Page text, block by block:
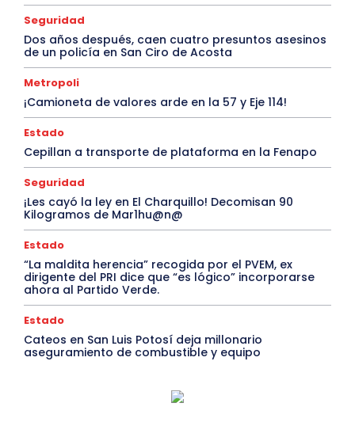
Seguridad
Dos años después, caen cuatro presuntos asesinos
de un policía en San Ciro de Acosta
Metropoli
¡Camioneta de valores arde en la 57 y Eje 114!
Estado
Cepillan a transporte de plataforma en la Fenapo
Seguridad
¡Les cayó la ley en El Charquillo! Decomisan 90
Kilogramos de Mar1hu@n@
Estado
“La maldita herencia” recogida por el PVEM, ex
dirigente del PRI dice que “es lógico” incorporarse
ahora al Partido Verde.
Estado
Cateos en San Luis Potosí deja millonario
aseguramiento de combustible y equipo